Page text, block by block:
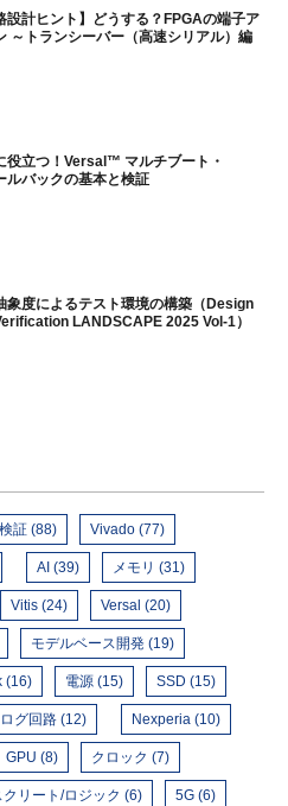
設計ヒント】どうする？FPGAの端子ア
～トランシーバー（高速シリアル）編
役立つ！Versal™ マルチブート・
ルバックの基本と検証
象度によるテスト環境の構築（Design
LANDSCAPE 2025 Vol-1）
検証 (88) Vivado (77)
AI (39) メモリ (31)
Vitis (24) Versal (20)
モデルベース開発 (19)
(16) 電源 (15) SSD (15)
グ回路 (12) Nexperia (10)
GPU (8) クロック (7)
クリート/ロジック (6) 5G (6)